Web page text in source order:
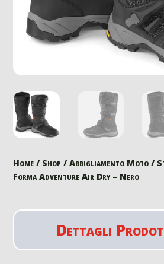
Home / Shop /Abbigliamento Moto /
Forma Adventure Air Dry – Nero
Dettagli